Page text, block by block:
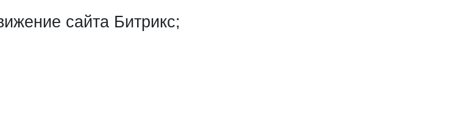
сайта Битрикс;